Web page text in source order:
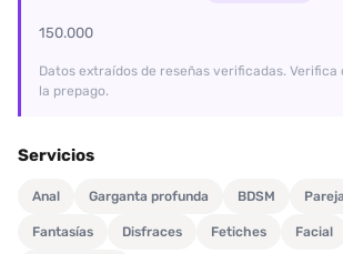
buscando una experiencia gratificante, es
considerar otras opciones. Si decides
llamar al 3021283608, ten en cuenta las
150.000
Datos extraídos de reseñas verificadas.
la prepago.
Servicios
Anal Garganta profunda BDSM
Fantasías Disfraces Fetiches Facial